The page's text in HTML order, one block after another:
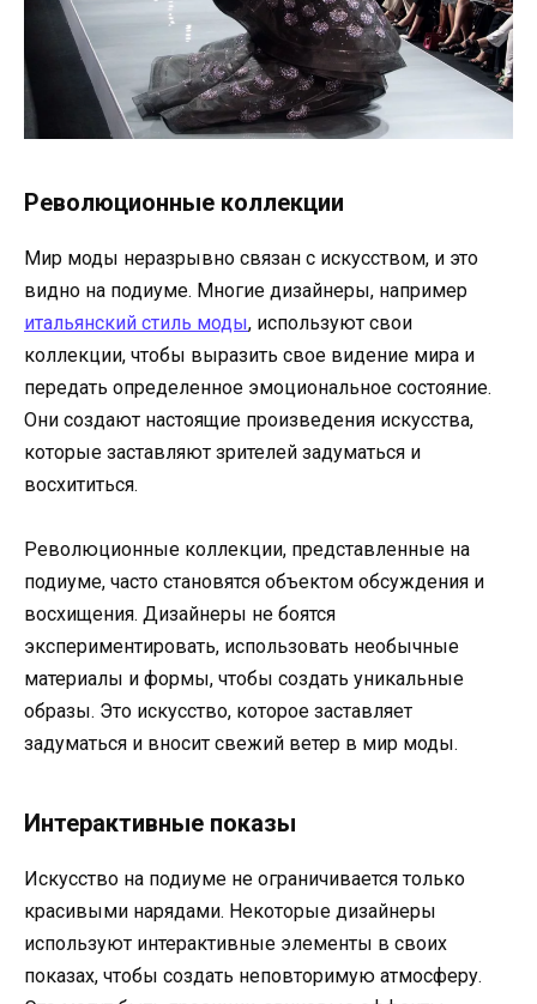
Революционные коллекции
Мир моды неразрывно связан с искусством, и это
видно на подиуме. Многие дизайнеры, например
итальянский стиль моды, используют свои
коллекции, чтобы выразить свое видение мира и
передать определенное эмоциональное состояние.
Они создают настоящие произведения искусства,
которые заставляют зрителей задуматься и
восхититься.
Революционные коллекции, представленные на
подиуме, часто становятся объектом обсуждения и
восхищения. Дизайнеры не боятся
экспериментировать, использовать необычные
материалы и формы, чтобы создать уникальные
образы. Это искусство, которое заставляет
задуматься и вносит свежий ветер в мир моды.
Интерактивные показы
Искусство на подиуме не ограничивается только
красивыми нарядами. Некоторые дизайнеры
используют интерактивные элементы в своих
показах, чтобы создать неповторимую атмосферу.